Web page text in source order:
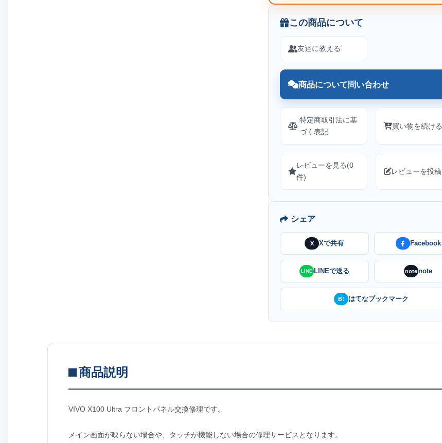
この商品について
友達に教える
商品について問い合わせ
特定商取引法に基
づく表記
買い物を続ける
レビューを見る(0
件)
レビューを投稿
シェア
X Xで共有 Facebook
LINE LINEで送る notenote
B! はてなブックマーク
商品説明
VIVO X100 Ultra フロントパネル交換修理です。
メイン画面が映らない場合や、タッチが機能しない場合の修理サービスとなります。